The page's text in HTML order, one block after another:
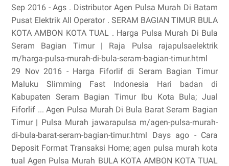
Sep 2016 - Ags . Distributor Agen Pulsa Murah Di Batam
Pusat Elektrik All Operator . SERAM BAGIAN TIMUR BULA
KOTA AMBON KOTA TUAL . Harga Pulsa Murah Di Bula
Seram Bagian Timur | Raja Pulsa rajapulsaelektrik
m/harga-pulsa-murah-di-bula-seram-bagian-timur.html
29 Nov 2016 - Harga Fiforlif di Seram Bagian Timur
Maluku Slimming Fast Indonesia Hari badan di
Kabupaten Seram Bagian Timur Ibu Kota Bula; Jual
Fiforlif ... Agen Pulsa Murah Di Bula Barat Seram Bagian
Timur | Pulsa Murah jawarapulsa m/agen-pulsa-murah-
di-bula-barat-seram-bagian-timur.html Days ago - Cara
Deposit Format Transaksi Home; agen pulsa murah kota
tual Agen Pulsa Murah BULA KOTA AMBON KOTA TUAL